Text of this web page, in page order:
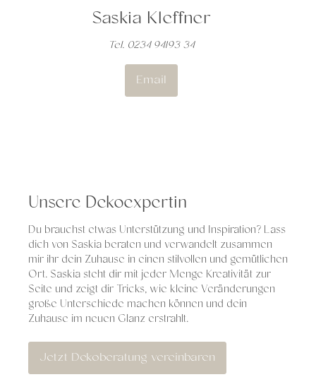
Saskia Kleffner
Tel. 0234 94193 34
Email
Unsere Dekoexpertin
Du brauchst etwas Unterstützung und Inspiration? Lass
dich von Saskia beraten und verwandelt zusammen
mir ihr dein Zuhause in einen stilvollen und gemütlichen
Ort. Saskia steht dir mit jeder Menge Kreativität zur
Seite und zeigt dir Tricks, wie kleine Veränderungen
große Unterschiede machen können und dein
Zuhause im neuen Glanz erstrahlt.
Jetzt Dekoberatung vereinbaren